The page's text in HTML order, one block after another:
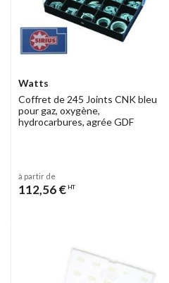
Watts
Coffret de 245 Joints CNK bleu
pour gaz, oxygène,
hydrocarbures, agrée GDF
à partir de
112,56 € HT